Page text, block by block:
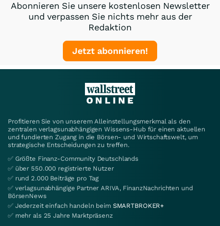
Abonnieren Sie unsere kostenlosen Newsletter
und verpassen Sie nichts mehr aus der
Redaktion
Jetzt abonnieren!
Profitieren Sie von unserem Alleinstellungsmerkmal als den
zentralen verlagsunabhängigen Wissens-Hub für einen aktuellen
und fundierten Zugang in die Börsen- und Wirtschaftswelt, um
strategische Entscheidungen zu treffen.
✅ Größte Finanz-Community Deutschlands
✅ über 550.000 registrierte Nutzer
✅ rund 2.000 Beiträge pro Tag
✅ verlagsunabhängige Partner ARIVA, FinanzNachrichten und
BörsenNews
✅ Jederzeit einfach handeln beim SMARTBROKER+
✅ mehr als 25 Jahre Marktpräsenz